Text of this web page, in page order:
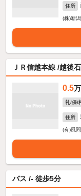
住所
(株)新
ＪＲ信越本線 /越後
0.5
礼/保/
住所
(有)風
バス /- 徒歩5分